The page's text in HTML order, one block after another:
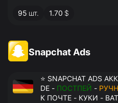
95 шт. 1.70 $
Snapchat Ads
⭐ SNAPCHAT ADS АККАУНТЫ ⭐
DE - ПОСТПЕЙ -
К ПОЧТЕ - КУКИ -